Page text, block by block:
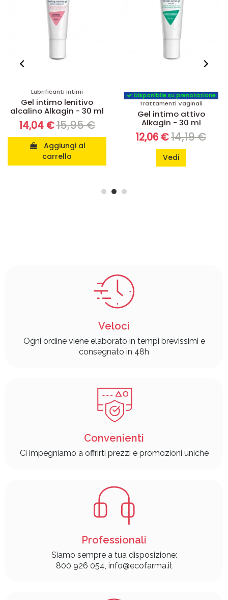
Lubrificanti intimi
Gel intimo lenitivo
alcalino Alkagin - 30 ml
14,04 €15,95 €
carrello
Disponibile su prenotazione
Trattamenti Vaginali
Gel intimo attivo
Alkagin - 30 ml
12,06 €14,19 €
Vedi
Veloci
Ogni ordine viene elaborato in tempi brevissimi e
consegnato in 48h
Convenienti
Ci impegniamo a offrirti prezzi e promozioni uniche
Professionali
Siamo sempre a tua disposizione:
800 926 054, info@ecofarma.it